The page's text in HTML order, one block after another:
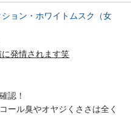
ョン・ホワイトムスク（女
発情されます笑
認！
ール臭やオヤジくささは全く